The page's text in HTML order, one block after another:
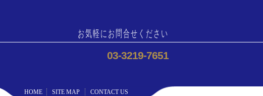
お気軽にお問合せください
03-3219-7651
HOME SITE MAP CONTACT US